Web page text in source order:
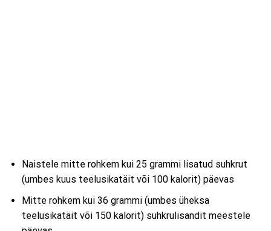
Naistele mitte rohkem kui 25 grammi lisatud suhkrut
(umbes kuus teelusikatäit või 100 kalorit) päevas
Mitte rohkem kui 36 grammi (umbes üheksa
teelusikatäit või 150 kalorit) suhkrulisandit meestele